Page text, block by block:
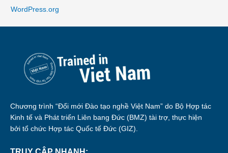
WordPress.org
Chương trình “Đổi mới Đào tạo nghề Việt Nam” do Bộ Hợp tác
Kinh tế và Phát triển Liên bang Đức (BMZ) tài trợ, thực hiện
bởi tổ chức Hợp tác Quốc tế Đức (GIZ).